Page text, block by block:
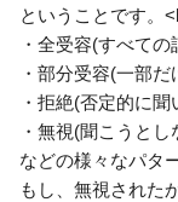
ということです。
・全受容(すべて
・部分受容(一部
・拒絶(否定的に
・無視(聞こうと
などの様々なパタ
もし、無視された